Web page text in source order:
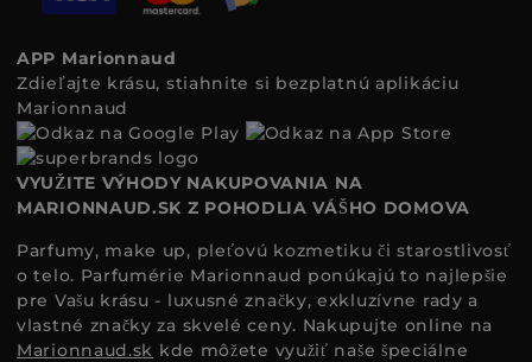
APP Marionnaud
Zdieľajte krásu, stiahnite si bezplatnú aplikáciu
Marionnaud
VYUŽITE VÝHODY NAKUPOVANIA NA
MARIONNAUD.SK Z POHODLIA VÁŠHO DOMOVA
Parfumy, make up, pleťovú kozmetiku či starostlivosť
o telo. Parfumérie Marionnaud ponúkajú to najlepšie
pre Vašu krásu - luxusné značky, exkluzívne rady a
vlastné značky za skvelé ceny. Nakupujte online na
Marionnaud.sk kde môžete využiť naše špeciálne